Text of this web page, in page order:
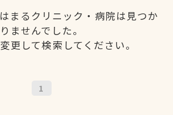
まるクリニック・病院は見つか
りませんでした。
更して検索してください。
1